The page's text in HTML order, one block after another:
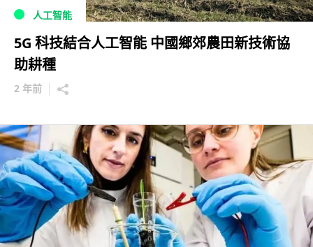
人工智能
5G 科技結合人工智能 中國鄉郊農田新技術協
助耕種
2 年前